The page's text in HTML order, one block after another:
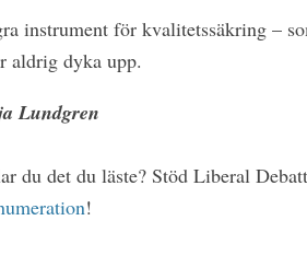
instrument för kvalitetssäkring –
aldrig dyka upp.
Lundgren
du det du läste? Stöd Liberal
!